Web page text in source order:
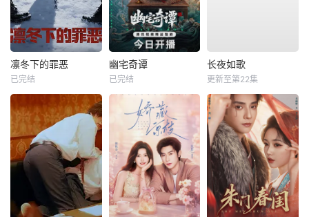
凛冬下的罪恶
已完结
幽宅奇谭
已完结
长夜如歌
更新至第22集